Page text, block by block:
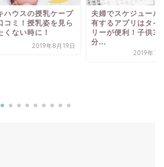
ハウスの授乳ケープ
コミ！授乳姿を見ら
くない時に！
2019年8月19日
夫婦でスケジュール
有するアプリはタイ
リーが便利！子供3
分...
2019年7